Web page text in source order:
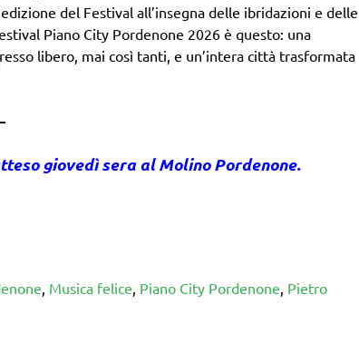
del Festival all’insegna delle ibridazioni e delle
Piano City Pordenone 2026 è questo: una
libero, mai così tanti, e un’intera città trasformata
giovedì sera al Molino Pordenone.
, Musica felice, Piano City Pordenone, Pietro